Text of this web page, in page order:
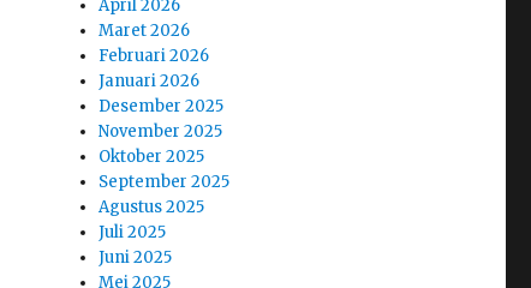
April 2026
Maret 2026
Februari 2026
Januari 2026
Desember 2025
November 2025
Oktober 2025
September 2025
Agustus 2025
Juli 2025
Juni 2025
Mei 2025